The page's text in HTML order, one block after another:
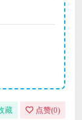
藏 点赞(0)